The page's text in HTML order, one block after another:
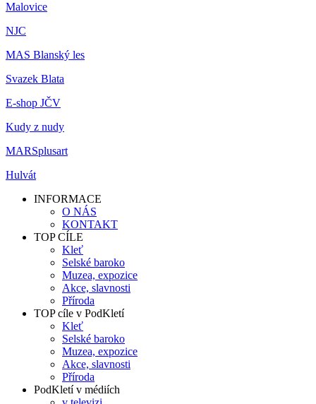
Malovice
NJC
MAS Blanský les
Svazek Blata
E-shop JČV
Kudy z nudy
MARSplusart
Hulvát
INFORMACE
O NÁS
KONTAKT
TOP CÍLE
Kleť
Selské baroko
Muzea, expozice
Akce, slavnosti
Příroda
TOP cíle v PodKletí
Kleť
Selské baroko
Muzea, expozice
Akce, slavnosti
Příroda
PodKletí v médiích